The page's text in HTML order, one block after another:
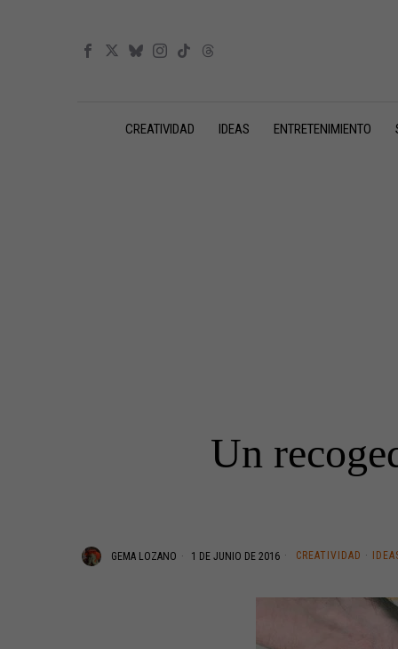
CREATIVIDAD IDEAS ENTRETENIMIENTO
Un
GEMA LOZANO 1 DE JUNIO DE 2016 CREATIVIDAD ·